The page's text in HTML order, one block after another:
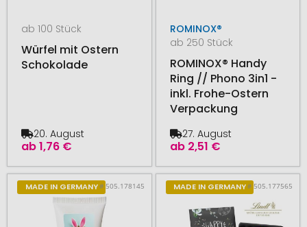
ab 100 Stück
Würfel mit Ostern
Schokolade
ab1,76 €
20. August
ROMINOX®
ab 250 Stück
ROMINOX® Handy
Ring // Phono 3in1 -
inkl. Frohe-Ostern
Verpackung
ab 2,51 €
27. August
MADE IN GERMANY# 505.178145 MADE IN GERMANY# 505.177565